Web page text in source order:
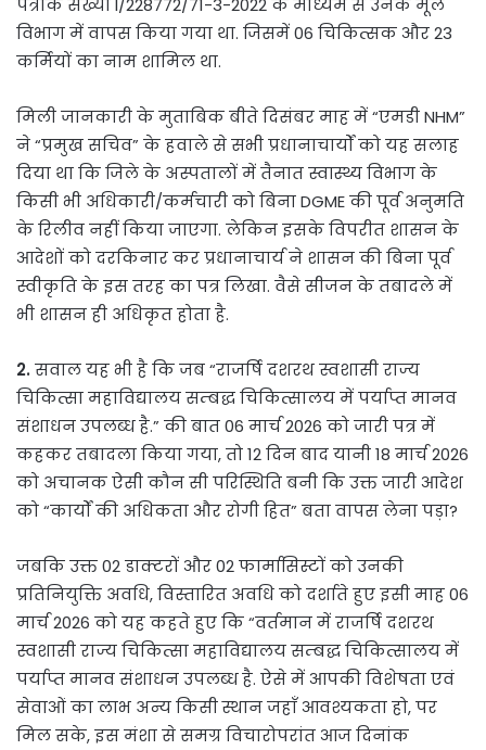
विभाग में वापस किया गया था. जिसमें 06 चिकित्सक और 23
कर्मियों का नाम शामिल था.
मिली जानकारी के मुताबिक बीते दिसंबर माह में “एमडी NHM”
ने “प्रमुख सचिव” के हवाले से सभी प्रधानाचार्यों को यह सलाह
दिया था कि जिले के अस्पतालों में तैनात स्वास्थ्य विभाग के
किसी भी अधिकारी/कर्मचारी को बिना DGME की पूर्व अनुमति
के रिलीव नहीं किया जाएगा. लेकिन इसके विपरीत शासन के
आदेशों को दरकिनार कर प्रधानाचार्य ने शासन की बिना पूर्व
स्वीकृति के इस तरह का पत्र लिखा. वैसे सीजन के तबादले में
भी शासन ही अधिकृत होता है.
2. सवाल यह भी है कि जब “राजर्षि दशरथ स्वशासी राज्य
चिकित्सा महाविद्यालय सम्बद्ध चिकित्सालय में पर्याप्त मानव
संशाधन उपलब्ध है.” की बात 06 मार्च 2026 को जारी पत्र में
कहकर तबादला किया गया, तो 12 दिन बाद यानी 18 मार्च 2026
को अचानक ऐसी कौन सी परिस्थिति बनी कि उक्त जारी आदेश
को “कार्यों की अधिकता और रोगी हित” बता वापस लेना पड़ा?
जबकि उक्त 02 डाक्टरों और 02 फार्मासिस्टों को उनकी
प्रतिनियुक्ति अवधि, विस्तारित अवधि को दर्शाते हुए इसी माह 06
मार्च 2026 को यह कहते हुए कि “वर्तमान में राजर्षि दशरथ
स्वशासी राज्य चिकित्सा महाविद्यालय सम्बद्ध चिकित्सालय में
पर्याप्त मानव संशाधन उपलब्ध है. ऐसे में आपकी विशेषता एवं
सेवाओं का लाभ अन्य किसी स्थान जहाँ आवश्यकता हो, पर
मिल सके, इस मंशा से समग्र विचारोपरांत आज दिनांक